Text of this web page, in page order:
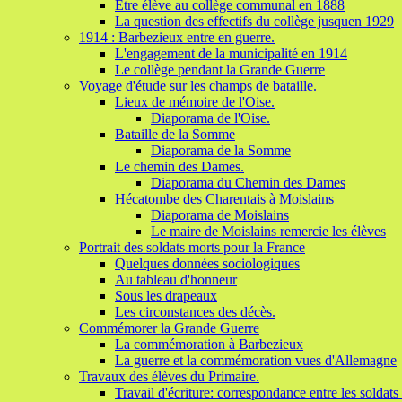
Etre élève au collège communal en 1888
La question des effectifs du collège jusquen 1929
1914 : Barbezieux entre en guerre.
L'engagement de la municipalité en 1914
Le collège pendant la Grande Guerre
Voyage d'étude sur les champs de bataille.
Lieux de mémoire de l'Oise.
Diaporama de l'Oise.
Bataille de la Somme
Diaporama de la Somme
Le chemin des Dames.
Diaporama du Chemin des Dames
Hécatombe des Charentais à Moislains
Diaporama de Moislains
Le maire de Moislains remercie les élèves
Portrait des soldats morts pour la France
Quelques données sociologiques
Au tableau d'honneur
Sous les drapeaux
Les circonstances des décès.
Commémorer la Grande Guerre
La commémoration à Barbezieux
La guerre et la commémoration vues d'Allemagne
Travaux des élèves du Primaire.
Travail d'écriture: correspondance entre les soldats